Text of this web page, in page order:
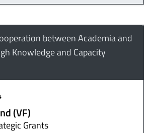
between Academia and
Knowledge and Capacity
(VF)
Grants